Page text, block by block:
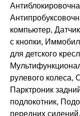
компьютер,
с кнопки,
для детского
рулевого колеса,
Парктроник
подлокотник,
передних